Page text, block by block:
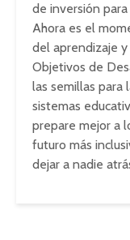
de inversión
Ahora es el
del aprendizaje
Objetivos de
las semillas para
sistemas
prepare mejor a
futuro más
dejar a nadie